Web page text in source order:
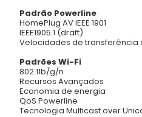
Padrão Powerline
HomePlug AV IEEE 1901
IEEE1905.1 (draft)
Velocidades de transferência
Padrões Wi-Fi
802.11b/g/n
Recursos Avançados
Economia de energia
QoS Powerline
Tecnologia Multicast over